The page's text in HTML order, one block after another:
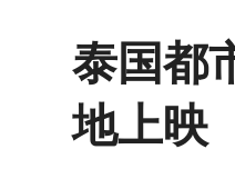
泰国都
地上映